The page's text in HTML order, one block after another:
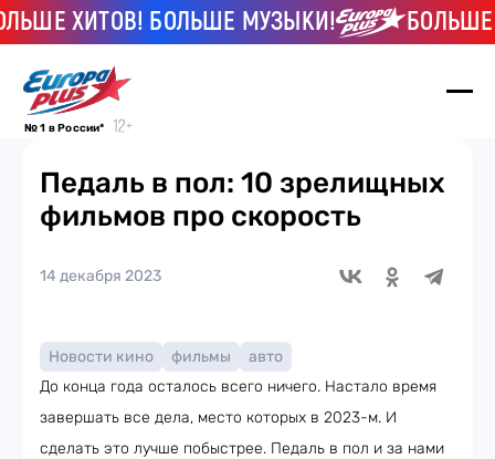
ХИТОВ! БОЛЬШЕ МУЗЫКИ! БОЛЬШЕ
№ 1 в России*
Педаль в пол: 10 зрелищных
фильмов про скорость
14 декабря 2023
Новости кино фильмы
авто
До конца года осталось всего ничего. Настало время
завершать все дела, место которых в 2023-м. И
сделать это лучше побыстрее. Педаль в пол и за нами